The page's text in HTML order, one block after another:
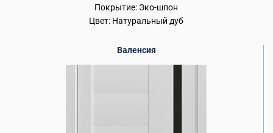
Покрытие: Эко-шпон
Цвет: Натуральный дуб
Валенсия